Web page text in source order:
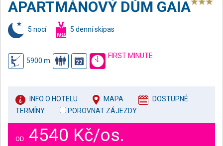
APARTMÁNOVÝ DŮM GAIA
5 nocí 5 denní skipas
5900 m
FIRST MINUTE
INFO O HOTELU MAPA
DOSTUPNÉ
TERMÍNY
POROVNAT ZÁJEZDY
OD 4540 Kč/os.